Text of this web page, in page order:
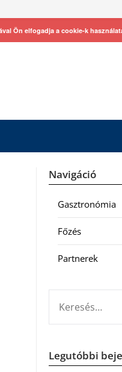
Navigáció
Gasztronómia
Főzés
Partnerek
Legutóbbi
Ön elfogadja a cookie-k